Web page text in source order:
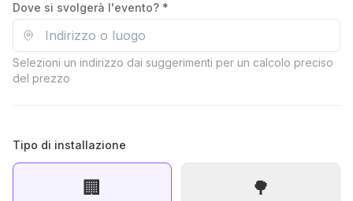
Dove si svolgerà l'evento? *
Selezioni un indirizzo dai suggerimenti per un calcolo preciso
del prezzo
Tipo di installazione
🏢 🌳